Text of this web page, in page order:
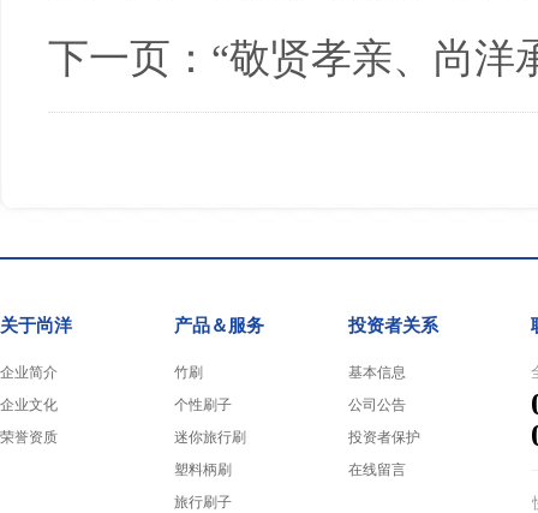
下一页： “敬贤孝亲、尚洋
关于尚洋
企业简介
企业文化
荣誉资质
产品＆服务
竹刷
个性刷子
迷你旅行刷
塑料柄刷
旅行刷子
投资者关系
基本信息
公司公告
投资者保护
在线留言